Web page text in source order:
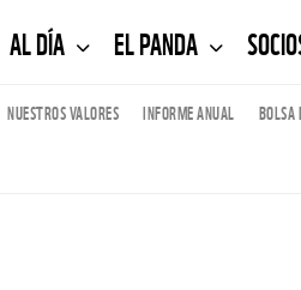
AL DÍA EL PANDA
NUESTROS VALORES INFORME ANUAL BOLSA